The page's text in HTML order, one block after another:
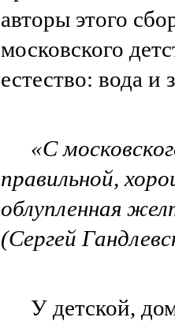
авторы этого
московского
естество: вода и
«С
правильной,
облупленная
(Сергей
У детской,